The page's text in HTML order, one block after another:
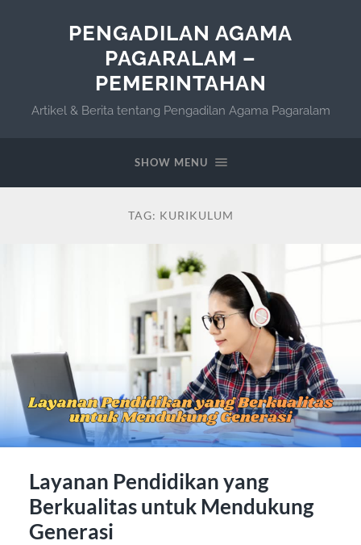
PENGADILAN AGAMA
PAGARALAM –
PEMERINTAHAN
Artikel & Berita tentang Pengadilan Agama Pagaralam
SHOW MENU
TAG: KURIKULUM
Layanan Pendidikan yang
Berkualitas untuk Mendukung
Generasi